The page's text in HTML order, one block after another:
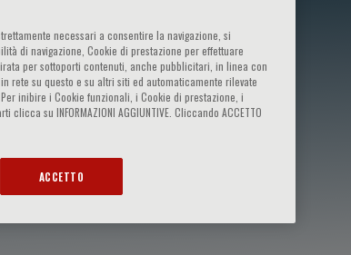
necessari a consentire la navigazione, si
di navigazione, Cookie di prestazione per effettuare
per sottoporti contenuti, anche pubblicitari, in linea con
rete su questo e su altri siti ed automaticamente rilevate
inibire i Cookie funzionali, i Cookie di prestazione, i
su INFORMAZIONI AGGIUNTIVE. Cliccando ACCETTO
ACCETTO